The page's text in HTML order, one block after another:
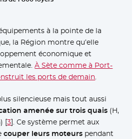
à la pointe de la
la Région montre qu’elle
économique et
À Sète comme à Port-
les ports de demain.
silencieuse mais tout aussi
amenée sur trois quais (H,
[3]. Ce système permet aux
couper leurs moteurs pendant